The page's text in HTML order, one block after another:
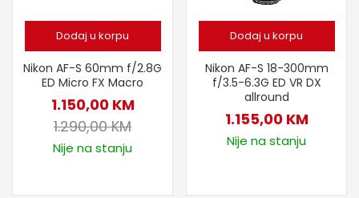
Dodaj u korpu
Nikon AF-S 60mm f/2.8G
ED Micro FX Macro
1.150,00 KM
1.290,00KM
Nije na stanju
Dodaj u korpu
Nikon AF-S 18-300mm
f/3.5-6.3G ED VR DX
allround
1.155,00 KM
Nije na stanju